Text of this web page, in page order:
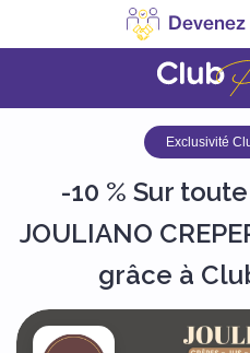
Exclusivité
-10 % Sur
JOULIANO
grâce à